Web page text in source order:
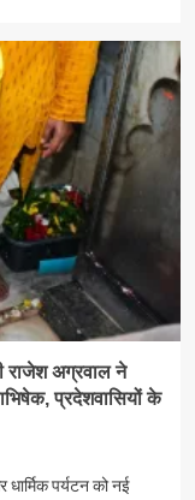
राजेश अग्रवाल ने
प्रदेशवासियों के
पर्यटन को नई